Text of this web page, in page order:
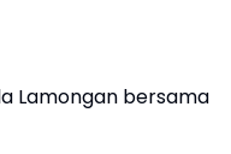
Lamongan bersama